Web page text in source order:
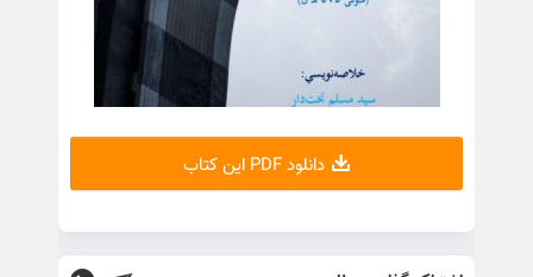
دانلود PDF این کتاب